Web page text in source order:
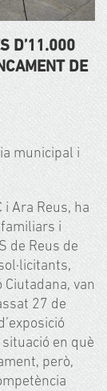
D’11.000
DE
municipal i
i Ara Reus, ha
i
de Reus de
van
27 de
en què
però,